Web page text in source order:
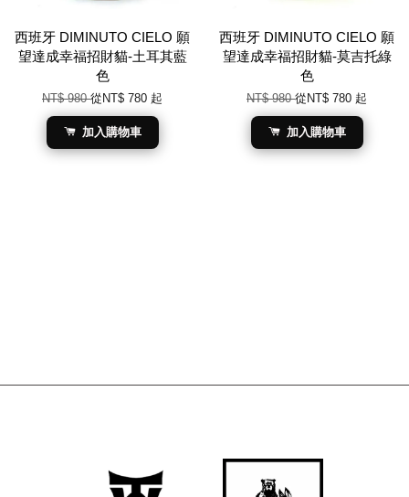
西班牙 DIMINUTO CIELO 願
望達成幸福招財貓-土耳其藍
色
NT$ 980從 NT$ 780 起
加入購物車
西班牙 DIMINUTO CIELO 願
望達成幸福招財貓-莫吉托綠
色
NT$ 980從 NT$ 780 起
加入購物車